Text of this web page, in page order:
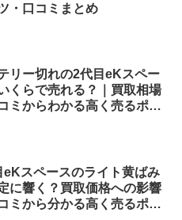
・口コミまとめ
リー切れの2代目eKスペー
くらで売れる？｜買取相場
ミからわかる高く売るポイ
eKスペースのライト黄ばみ
に響く？買取価格への影響
ミから分かる高く売るポイ